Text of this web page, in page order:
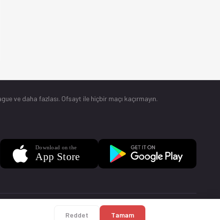
ve daha fazlası. Ofsayt ile hiçbir maçı kaçırmayın.
Reddet Tamam